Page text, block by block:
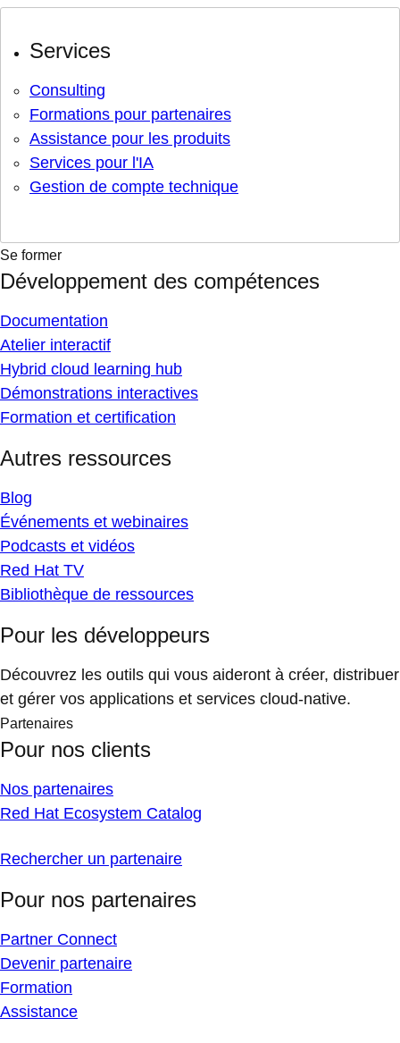
Services
Consulting
Formations pour partenaires
Assistance pour les produits
Services pour l'IA
Gestion de compte technique
Se former
Développement des compétences
Documentation
Atelier interactif
Hybrid cloud learning hub
Démonstrations interactives
Formation et certification
Autres ressources
Blog
Événements et webinaires
Podcasts et vidéos
Red Hat TV
Bibliothèque de ressources
Pour les développeurs
Découvrez les outils qui vous aideront à créer, distribuer
et gérer vos applications et services cloud-native.
Partenaires
Pour nos clients
Nos partenaires
Red Hat Ecosystem Catalog
Rechercher un partenaire
Pour nos partenaires
Partner Connect
Devenir partenaire
Formation
Assistance